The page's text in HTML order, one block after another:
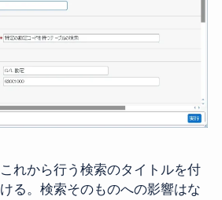
これから行う検索のタイトルを付
ける。検索そのものへの影響はな